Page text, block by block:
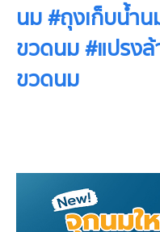
นม #ถุงเก็บน้ำ
ขวดนม #แปรง
ขวดนม